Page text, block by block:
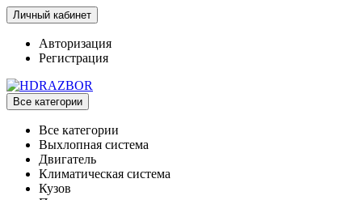
Личный кабинет
Авторизация
Регистрация
Все категории
Все категории
Выхлопная система
Двигатель
Климатическая система
Кузов